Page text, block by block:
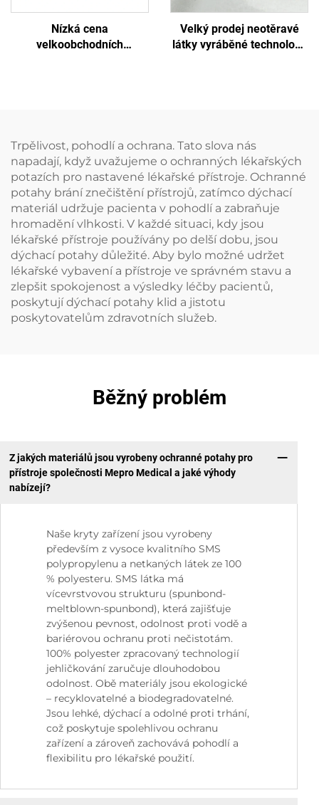
Nízká cena
velkoobchodních
Velký prodej neotěravé
látky vyráběné technologií
jednorázové utěrky
Trpělivost, pohodlí a ochrana. Tato slova nás
napadají, když uvažujeme o ochranných lékařských
potazích pro nastavené lékařské přístroje. Ochranné
potahy brání znečištění přístrojů, zatímco dýchací
materiál udržuje pacienta v pohodlí a zabraňuje
hromadění vlhkosti. V každé situaci, kdy jsou
lékařské přístroje používány po delší dobu, jsou
dýchací potahy důležité. Aby bylo možné udržet
lékařské vybavení a přístroje ve správném stavu a
zlepšit spokojenost a výsledky léčby pacientů,
poskytují dýchací potahy klid a jistotu
poskytovatelům zdravotních služeb.
Běžný problém
Z jakých materiálů jsou vyrobeny ochranné potahy pro
přístroje společnosti Mepro Medical a jaké výhody
nabízejí?
Naše kryty zařízení jsou vyrobeny
především z vysoce kvalitního SMS
polypropylenu a netkaných látek ze 100
% polyesteru. SMS látka má
vícevrstvovou strukturu (spunbond-
meltblown-spunbond), která zajišťuje
zvýšenou pevnost, odolnost proti vodě a
bariérovou ochranu proti nečistotám.
100% polyester zpracovaný technologií
jehličkování zaručuje dlouhodobou
odolnost. Obě materiály jsou ekologické
– recyklovatelné a biodegradovatelné.
Jsou lehké, dýchací a odolné proti trhání,
což poskytuje spolehlivou ochranu
zařízení a zároveň zachovává pohodlí a
flexibilitu pro lékařské použití.